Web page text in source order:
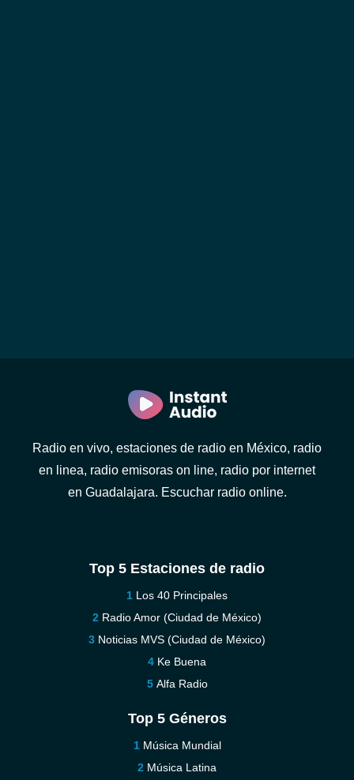
Radio en vivo, estaciones de radio en México, radio
en linea, radio emisoras on line, radio por internet
en Guadalajara. Escuchar radio online.
Top 5 Estaciones de radio
Los 40 Principales
Radio Amor (Ciudad de México)
Noticias MVS (Ciudad de México)
Ke Buena
Alfa Radio
Top 5 Géneros
Música Mundial
Música Latina